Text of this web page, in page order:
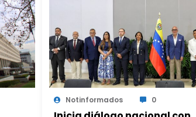
Notinformados 0